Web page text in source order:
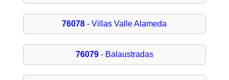
76078 - Villas Valle Alameda
76079- Balaustradas